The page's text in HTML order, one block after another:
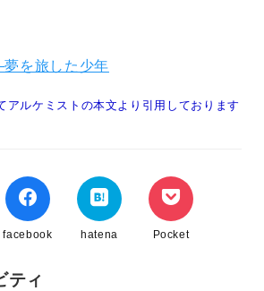
を旅した少年
ルケミストの本文より引用しております
facebook hatena Pocket
ティ